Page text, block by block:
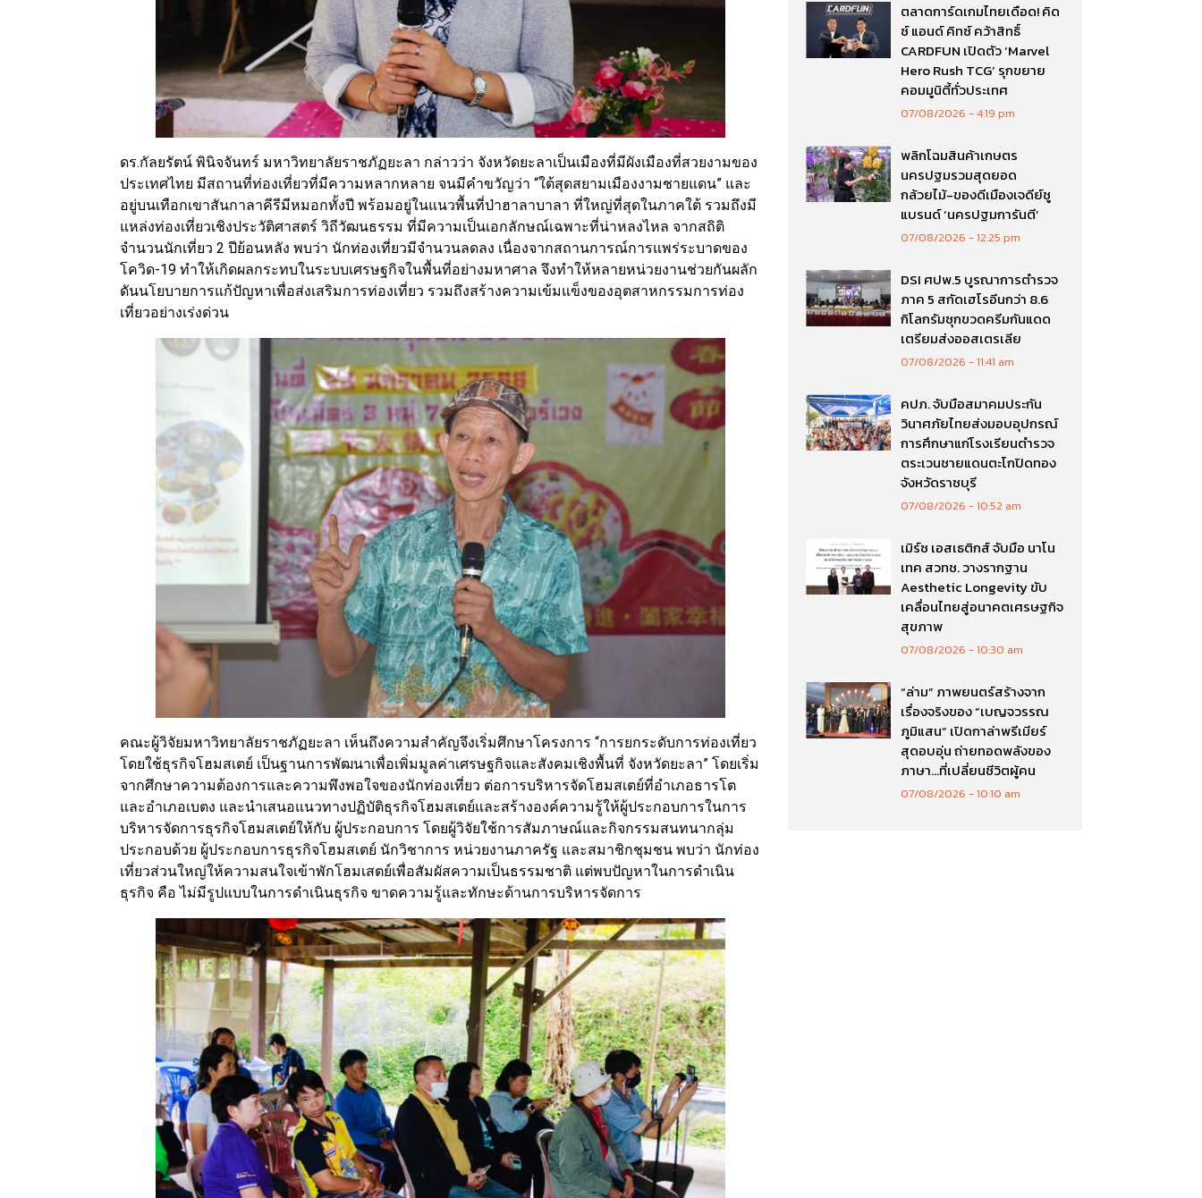
ดร.กัลยรัตน์ พินิจจันทร์ มหาวิทยาลัยราชภัฏยะลา กล่าวว่า จังหวัดยะลาเป็นเมืองที่มีผังเมืองที่สวยงามของ
ประเทศไทย มีสถานที่ท่องเที่ยวที่มีความหลากหลาย จนมีคำขวัญว่า “ใต้สุดสยามเมืองงามชายแดน” และ
อยู่บนเทือกเขาสันกาลาคีรีมีหมอกทั้งปี พร้อมอยู่ในแนวพื้นที่ป่าฮาลาบาลา ที่ใหญ่ที่สุดในภาคใต้ รวมถึงมี
แหล่งท่องเที่ยวเชิงประวัติศาสตร์ วิถีวัฒนธรรม ที่มีความเป็นเอกลักษณ์เฉพาะที่น่าหลงไหล จากสถิติ
จำนวนนักเที่ยว 2 ปีย้อนหลัง พบว่า นักท่องเที่ยวมีจำนวนลดลง เนื่องจากสถานการณ์การแพร่ระบาดของ
โควิด-19 ทำให้เกิดผลกระทบในระบบเศรษฐกิจในพื้นที่อย่างมหาศาล จึงทำให้หลายหน่วยงานช่วยกันผลัก
ดันนโยบายการแก้ปัญหาเพื่อส่งเสริมการท่องเที่ยว รวมถึงสร้างความเข้มแข็งของอุตสาหกรรมการท่อง
เที่ยวอย่างเร่งด่วน
คณะผู้วิจัยมหาวิทยาลัยราชภัฏยะลา เห็นถึงความสำคัญจึงเริ่มศึกษาโครงการ “การยกระดับการท่องเที่ยว
โดยใช้ธุรกิจโฮมสเตย์ เป็นฐานการพัฒนาเพื่อเพิ่มมูลค่าเศรษฐกิจและสังคมเชิงพื้นที่ จังหวัดยะลา” โดยเริ่ม
จากศึกษาความต้องการและความพึงพอใจของนักท่องเที่ยว ต่อการบริหารจัดโฮมสเตย์ที่อำเภอธารโต
และอำเภอเบตง และนำเสนอแนวทางปฏิบัติธุรกิจโฮมสเตย์และสร้างองค์ความรู้ให้ผู้ประกอบการในการ
บริหารจัดการธุรกิจโฮมสเตย์ให้กับ ผู้ประกอบการ โดยผู้วิจัยใช้การสัมภาษณ์และกิจกรรมสนทนากลุ่ม
ประกอบด้วย ผู้ประกอบการธุรกิจโฮมสเตย์ นักวิชาการ หน่วยงานภาครัฐ และสมาชิกชุมชน พบว่า นักท่อง
เที่ยวส่วนใหญ่ให้ความสนใจเข้าพักโฮมเสตย์เพื่อสัมผัสความเป็นธรรมชาติ แต่พบปัญหาในการดำเนิน
ธุรกิจ คือ ไม่มีรูปแบบในการดำเนินธุรกิจ ขาดความรู้และทักษะด้านการบริหารจัดการ
ตลาดการ์ดเกมไทยเดือด! คิด
ซ์ แอนด์ คิทซ์ คว้าสิทธิ์
CARDFUN เปิดตัว ‘Marvel
Hero Rush TCG’ รุกขยาย
คอมมูนิตี้ทั่วประเทศ
07/08/2026 4:19 pm
พลิกโฉมสินค้าเกษตร
นครปฐมรวมสุดยอด
กล้วยไม้-ของดีเมืองเจดีย์ชู
แบรนด์ ‘นครปฐมการันตี’
07/08/2026 12:25 pm
DSI ศปพ.5 บูรณาการตำรวจ
ภาค 5 สกัดเฮโรอีนกว่า 8.6
กิโลกรัมซุกขวดครีมกันแดด
เตรียมส่งออสเตรเลีย
07/08/2026 11:41 am
คปภ. จับมือสมาคมประกัน
วินาศภัยไทยส่งมอบอุปกรณ์
การศึกษาแก่โรงเรียนตำรวจ
ตระเวนชายแดนตะโกปิดทอง
จังหวัดราชบุรี
07/08/2026 10:52 am
เมิร์ซ เอสเธติกส์ จับมือ นาโน
เทค สวทช. วางรากฐาน
Aesthetic Longevity ขับ
เคลื่อนไทยสู่อนาคตเศรษฐกิจ
สุขภาพ
07/08/2026 10:30 am
“ล่าม” ภาพยนตร์สร้างจาก
เรื่องจริงของ “เบญจวรรณ
ภูมิแสน” เปิดกาล่าพรีเมียร์
สุดอบอุ่น ถ่ายทอดพลังของ
ภาษา…ที่เปลี่ยนชีวิตผู้คน
07/08/2026 10:10 am